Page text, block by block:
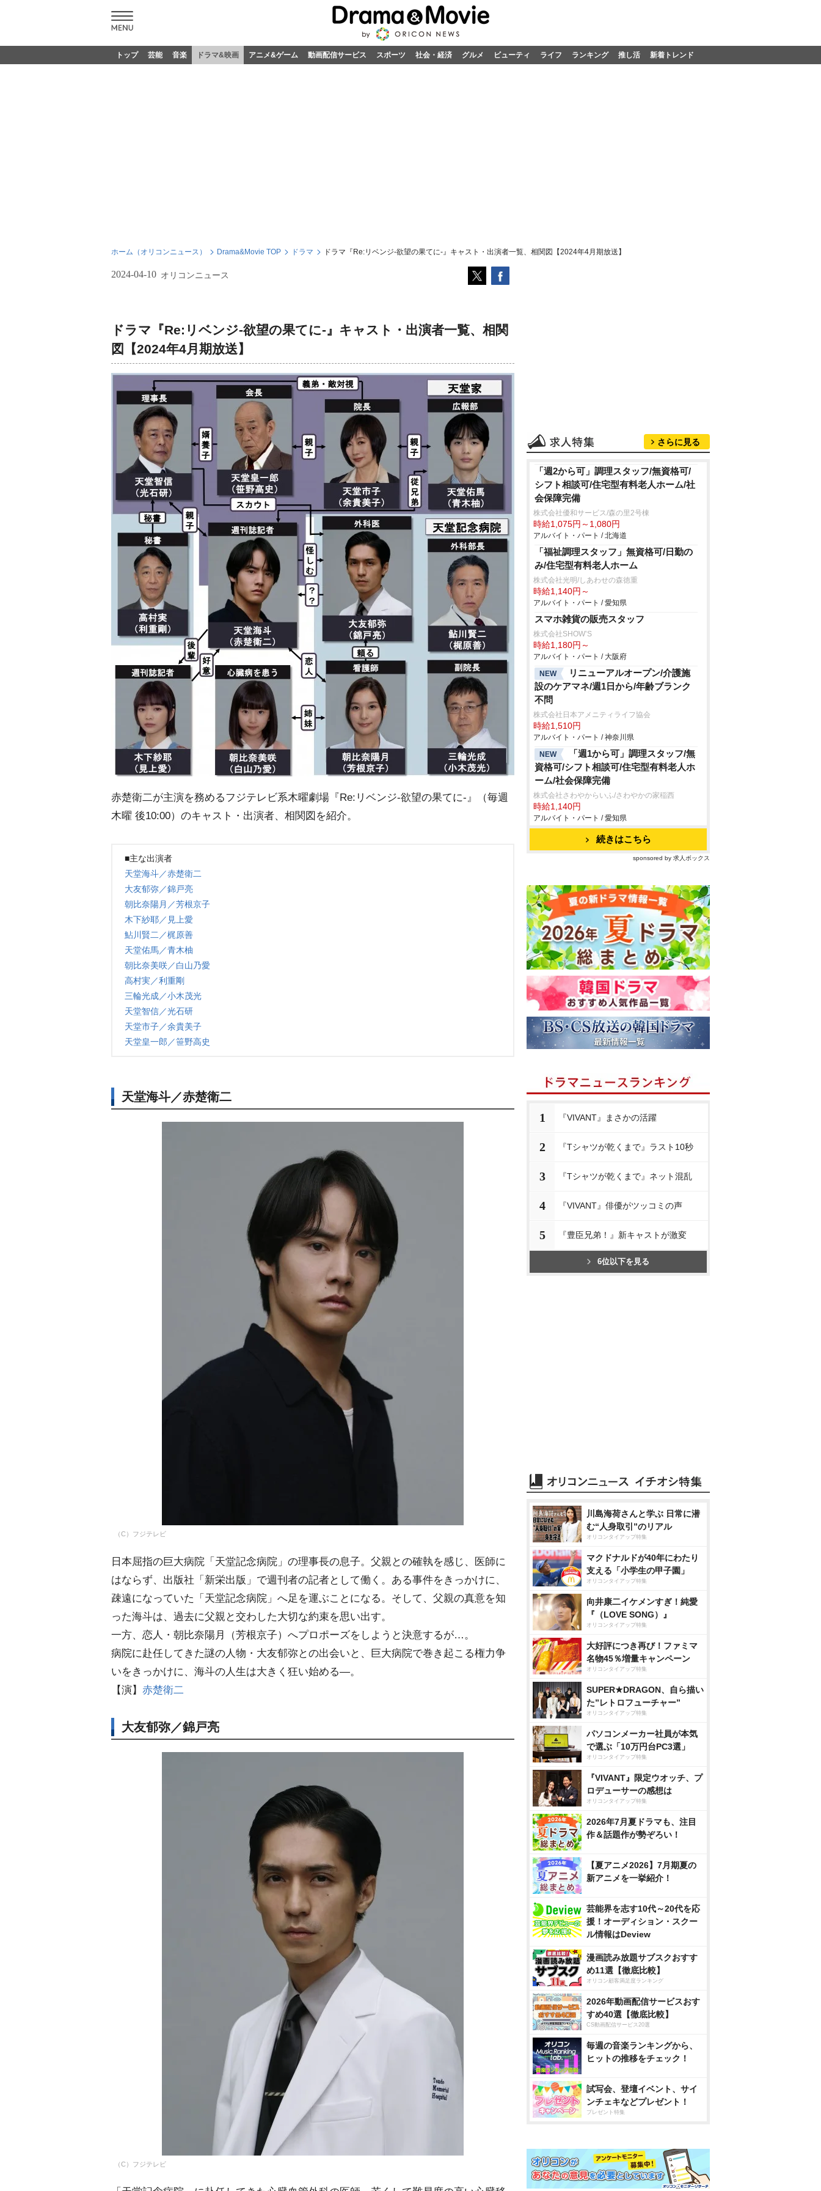
トップ 芸能 音楽 ドラマ&映画 アニメ&ゲーム 動画配信サービス スポーツ 社会・経済 グルメ ビューティ ライフ ランキング 推し活 新着トレンド
ホーム（オリコンニュース） Drama&Movie TOP ドラマ ドラマ『Re:リベンジ-欲望の果てに-』キャスト・出演者一覧、相関図【2024年4月期放送】
2024-04-10 オリコンニュース
ドラマ『Re:リベンジ-欲望の果てに-』キャスト・出演者一覧、相関
図【2024年4月期放送】
赤楚衛二が主演を務めるフジテレビ系木曜劇場『Re:リベンジ-欲望の果てに-』（毎週
木曜 後10:00）のキャスト・出演者、相関図を紹介。
■主な出演者
天堂海斗／赤楚衛二
大友郁弥／錦戸亮
朝比奈陽月／芳根京子
木下紗耶／見上愛
鮎川賢二／梶原善
天堂佑馬／青木柚
朝比奈美咲／白山乃愛
高村実／利重剛
三輪光成／小木茂光
天堂智信／光石研
天堂市子／余貴美子
天堂皇一郎／笹野高史
天堂海斗／赤楚衛二
（C）フジテレビ
日本屈指の巨大病院「天堂記念病院」の理事長の息子。父親との確執を感じ、医師に
はならず、出版社「新栄出版」で週刊者の記者として働く。ある事件をきっかけに、
疎遠になっていた「天堂記念病院」へ足を運ぶことになる。そして、父親の真意を知
った海斗は、過去に父親と交わした大切な約束を思い出す。
一方、恋人・朝比奈陽月（芳根京子）へプロポーズをしようと決意するが…。
病院に赴任してきた謎の人物・大友郁弥との出会いと、巨大病院で巻き起こる権力争
いをきっかけに、海斗の人生は大きく狂い始める―。
【演】 赤楚衛二
大友郁弥／錦戸亮
（C）フジテレビ
さらに見る
「週2から可」調理スタッフ/無資格可/
シフト相談可/住宅型有料老人ホーム/社
会保障完備
株式会社優和サービス/森の里2号棟
時給1,075円～1,080円
アルバイト・パート / 北海道
「福祉調理スタッフ」無資格可/日勤の
み/住宅型有料老人ホーム
株式会社光明/しあわせの森徳重
時給1,140円～
アルバイト・パート / 愛知県
スマホ雑貨の販売スタッフ
株式会社SHOW’S
時給1,180円～
アルバイト・パート / 大阪府
NEW
リニューアルオープン/介護施
設のケアマネ/週1日から/年齢ブランク
不問
株式会社日本アメニティライフ協会
時給1,510円
アルバイト・パート / 神奈川県
NEW
「週1から可」調理スタッフ/無
資格可/シフト相談可/住宅型有料老人ホ
ーム/社会保障完備
株式会社さわやからいふ/さわやかの家稲西
時給1,140円
アルバイト・パート / 愛知県
続きはこちら
sponsored by 求人ボックス
1 『VIVANT』まさかの活躍
2 『Tシャツが乾くまで』ラスト10秒
3 『Tシャツが乾くまで』ネット混乱
4 『VIVANT』俳優がツッコミの声
5 『豊臣兄弟！』新キャストが激変
6位以下を見る
川島海荷さんと学ぶ 日常に潜
む“人身取引”のリアル
オリコンタイアップ特集
マクドナルドが40年にわたり
支える「小学生の甲子園」
オリコンタイアップ特集
向井康二イケメンすぎ！純愛
『（LOVE SONG）』
オリコンタイアップ特集
大好評につき再び！ファミマ
名物45％増量キャンペーン
オリコンタイアップ特集
SUPER★DRAGON、自ら描い
た”レトロフューチャー”
オリコンタイアップ特集
パソコンメーカー社員が本気
で選ぶ「10万円台PC3選」
オリコンタイアップ特集
『VIVANT』限定ウオッチ、プ
ロデューサーの感想は
オリコンタイアップ特集
2026年7月夏ドラマも、注目
作＆話題作が勢ぞろい！
【夏アニメ2026】7月期夏の
新アニメを一挙紹介！
芸能界を志す10代～20代を応
援！オーディション・スクー
ル情報はDeview
漫画読み放題サブスクおすす
め11選【徹底比較】
オリコン顧客満足度ランキング
2026年動画配信サービスおす
すめ40選【徹底比較】
CS動画配信サービス20選
毎週の音楽ランキングから、
ヒットの推移をチェック！
試写会、登壇イベント、サイ
ンチェキなどプレゼント！
プレゼント特集